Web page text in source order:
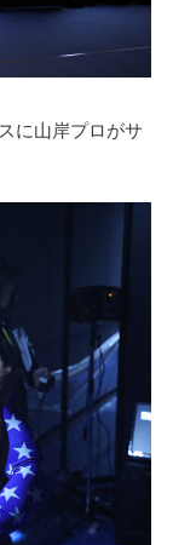
に山岸プロがサ